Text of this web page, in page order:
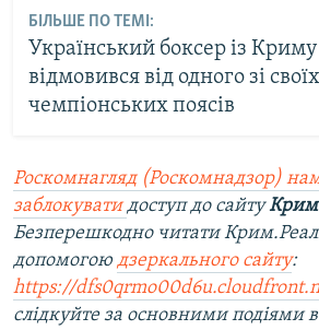
БІЛЬШЕ ПО ТЕМІ:
Український боксер із
відмовився від одного зі своїх
чемпіонських поясів
Роскомнагляд (Роскомнадзор)
заблокувати доступ до сайту
Безперешкодно читати
допомогою дзеркального сайту:
https://
слідкуйте за основними подіями в